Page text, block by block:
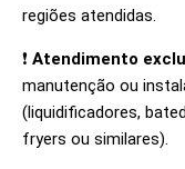
regiões atendidas.
❗ Atendimento
manutenção ou
(liquidificadores,
fryers ou similares).